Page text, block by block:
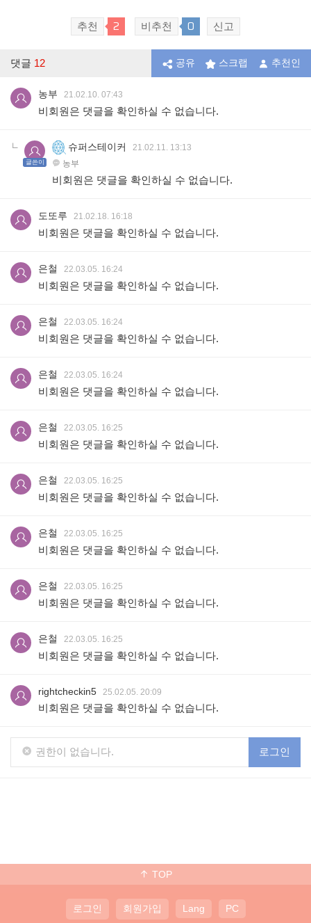
추천 2 비추천 0 신고
댓글 12 공유 스크랩 추천인
농부 21.02.10. 07:43
비회원은 댓글을 확인하실 수 없습니다.
글쓴이
슈퍼스테이커
21.02.11. 13:13
농부
비회원은 댓글을 확인하실 수 없습니다.
도또루 21.02.18. 16:18
비회원은 댓글을 확인하실 수 없습니다.
은철 22.03.05. 16:24
비회원은 댓글을 확인하실 수 없습니다.
은철 22.03.05. 16:24
비회원은 댓글을 확인하실 수 없습니다.
은철 22.03.05. 16:24
비회원은 댓글을 확인하실 수 없습니다.
은철 22.03.05. 16:25
비회원은 댓글을 확인하실 수 없습니다.
은철 22.03.05. 16:25
비회원은 댓글을 확인하실 수 없습니다.
은철 22.03.05. 16:25
비회원은 댓글을 확인하실 수 없습니다.
은철 22.03.05. 16:25
비회원은 댓글을 확인하실 수 없습니다.
은철 22.03.05. 16:25
비회원은 댓글을 확인하실 수 없습니다.
rightcheckin5 25.02.05. 20:09
비회원은 댓글을 확인하실 수 없습니다.
권한이 없습니다. 로그인
TOP
로그인 회원가입 Lang PC